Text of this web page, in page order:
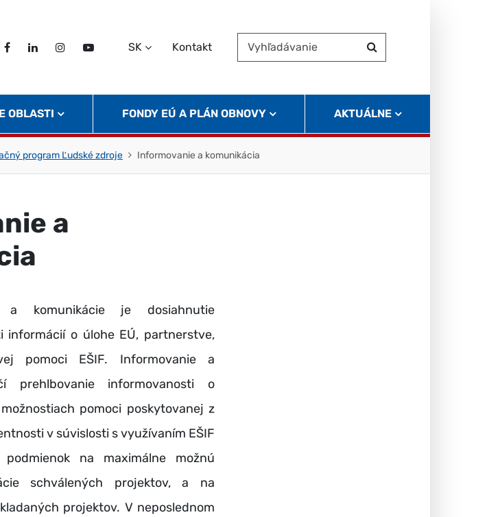
FacebookLinkedInInstagram
Twitter
SK Kontakt
Vyhľadávanie
Hľadať
OBLASTI FONDY EÚ A PLÁN OBNOVY AKTUÁLNE
program Ľudské zdroje Informovanie a komunikácia
a
a komunikácie je dosiahnutie
informácií o úlohe EÚ, partnerstve,
pomoci EŠIF. Informovanie a
prehlbovanie informovanosti o
pomoci poskytovanej z
v súvislosti s využívaním EŠIF
na maximálne možnú
schválených projektov, a na
projektov. V neposlednom